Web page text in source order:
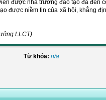
được nhà trường đào tạo đã đến
được niềm tin của xã hội, khẳng
LLCT)
Từ khóa: n/a